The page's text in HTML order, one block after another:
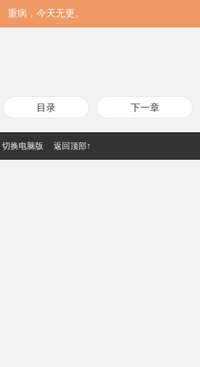
重病，今天无更。
目录 下一章
切换电脑版 返回顶部↑